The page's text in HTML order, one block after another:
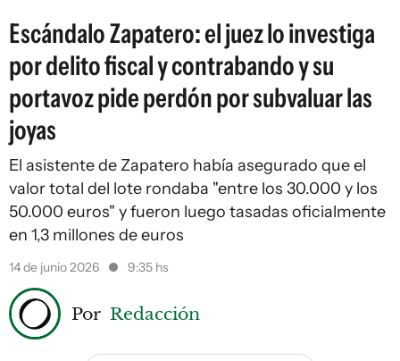
Escándalo Zapatero: el juez lo investiga
por delito fiscal y contrabando y su
portavoz pide perdón por subvaluar las
joyas
El asistente de Zapatero había asegurado que el
valor total del lote rondaba "entre los 30.000 y los
50.000 euros" y fueron luego tasadas oficialmente
en 1,3 millones de euros
14 de junio 2026 9:35 hs
Por Redacción